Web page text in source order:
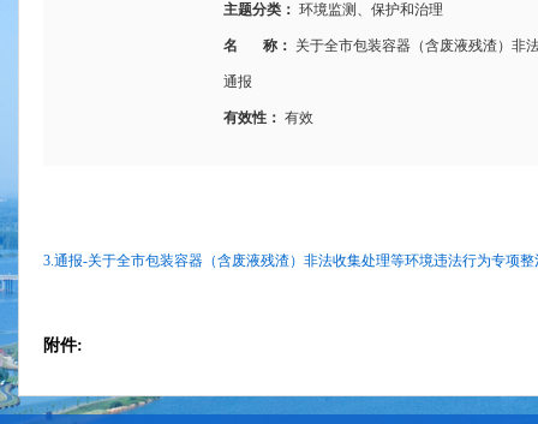
主题分类： 环境监测、保护和治理
名 称： 关于全市包装容器（含废液残渣）非
通报
有效性： 有效
3.通报-关于全市包装容器（含废液残渣）非法收集处理等环境违法行为专项
附件: